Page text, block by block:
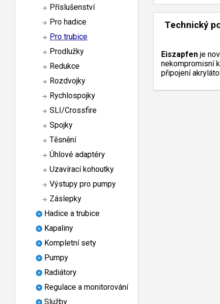
Příslušenství
Pro hadice
Pro trubice
Prodlužky
Redukce
Rozdvojky
Rychlospojky
SLI/Crossfire
Spojky
Těsnění
Úhlové adaptéry
Uzavírací kohoutky
Výstupy pro pumpy
Záslepky
Hadice a trubice
Kapaliny
Kompletní sety
Pumpy
Radiátory
Regulace a monitorování
Služby
Technický
Eiszapfen je
nekompromisní
připojení